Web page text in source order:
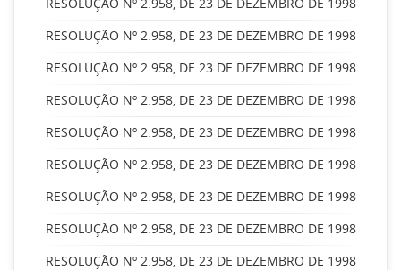
RESOLUÇÃO Nº 2.958, DE 23 DE DEZEMBRO DE 1998
RESOLUÇÃO Nº 2.958, DE 23 DE DEZEMBRO DE 1998
RESOLUÇÃO Nº 2.958, DE 23 DE DEZEMBRO DE 1998
RESOLUÇÃO Nº 2.958, DE 23 DE DEZEMBRO DE 1998
RESOLUÇÃO Nº 2.958, DE 23 DE DEZEMBRO DE 1998
RESOLUÇÃO Nº 2.958, DE 23 DE DEZEMBRO DE 1998
RESOLUÇÃO Nº 2.958, DE 23 DE DEZEMBRO DE 1998
RESOLUÇÃO Nº 2.958, DE 23 DE DEZEMBRO DE 1998